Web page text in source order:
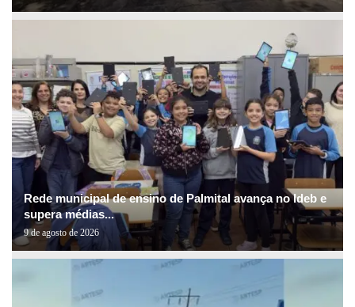
Rede municipal de ensino de Palmital avança no Ideb e
supera médias...
9 de agosto de 2026